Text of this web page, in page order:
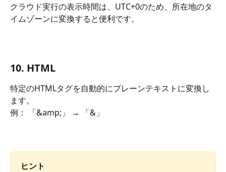
クラウド実行の表示時間は、UTC+0のため、所在地のタ
イムゾーンに変換すると便利です。
10. HTML
特定のHTMLタグを自動的にプレーンテキストに変換し
ます。
例： 「&amp;」 → 「&」
ヒント